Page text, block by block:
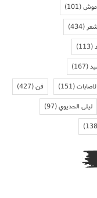
(101)
(434)
(113)
(167)
(151) فن(427)
ليلى الحديوي(97)